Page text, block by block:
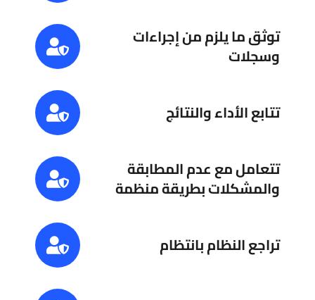
توثق ما يلزم من إجراءات
وسجلات
تتابع الأداء والنتائج
تتعامل مع عدم المطابقة
والمشكلات بطريقة منظمة
تراجع النظام بانتظام